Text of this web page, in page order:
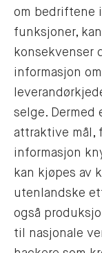
om bedriftene
funksjoner,
konsekvenser
informasjon
selge. Dermed
attraktive mål,
informasjon
kan kjøpes av
utenlandske
også
til nasjonale